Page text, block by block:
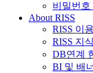
비밀번호
About RISS
RISS 이
RISS 지
DB연계
BI 및 배